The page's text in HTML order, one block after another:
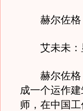
赫尔佐格
艾未未：
赫尔佐格
成一个运作
师，在中国